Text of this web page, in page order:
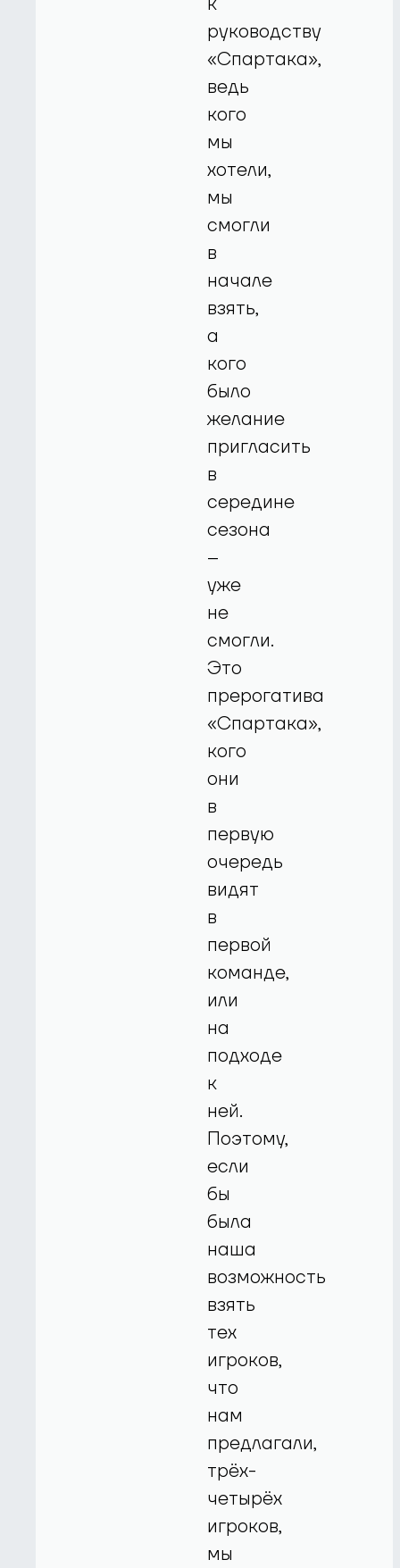
руководству
«Спартака»,
ведь
кого
мы
хотели,
мы
смогли
в
начале
взять,
а
кого
было
желание
пригласить
в
середине
сезона
–
уже
не
смогли.
Это
прерогатива
«Спартака»,
кого
они
в
первую
очередь
видят
в
первой
команде,
или
на
подходе
к
ней.
Поэтому,
если
бы
была
наша
возможность
взять
тех
игроков,
что
нам
предлагали,
трёх-
четырёх
игроков,
мы